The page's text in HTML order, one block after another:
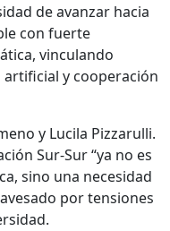
de avanzar hacia
con fuerte
vinculando
y cooperación
y Lucila Pizzarulli.
Sur-Sur “ya no es
sino una necesidad
por tensiones